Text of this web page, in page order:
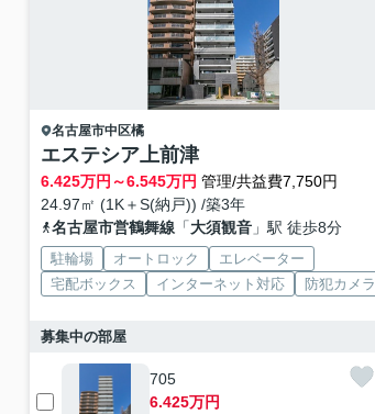
名古屋市中区橘
エステシア上前津
6.425万円～6.545万円 管理/共益費7,750円
24.97㎡ (1K＋S(納戸)) /築3年
名古屋市営鶴舞線「大須観音」駅 徒歩8分
駐輪場 オートロック
エレベーター
宅配ボックス
インターネット対応 防犯カメラ
募集中の部屋
705
6.425万円